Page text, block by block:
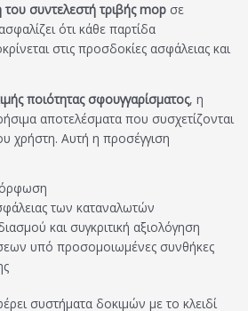
του συντελεστή τριβής mop σε
ότι κάθε παρτίδα
στις προσδοκίες ασφάλειας και
ποιότητας σφουγγαρίσματος, η
αποτελέσματα που συσχετίζονται
χρήστη. Αυτή η προσέγγιση
των καταναλωτών
και συγκριτική αξιολόγηση
υπό προσομοιωμένες συνθήκες
συστήματα δοκιμών με το κλειδί